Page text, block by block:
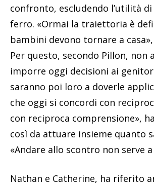
confronto, escludendo l’utilità
ferro. «Ormai la traiettoria è
bambini devono tornare a
Per questo, secondo Pillon, non
imporre oggi decisioni ai
saranno poi loro a doverle
che oggi si concordi con
con reciproca comprensione»,
così da attuare insieme quanto
«Andare allo scontro non serve a
Nathan e Catherine, ha riferito